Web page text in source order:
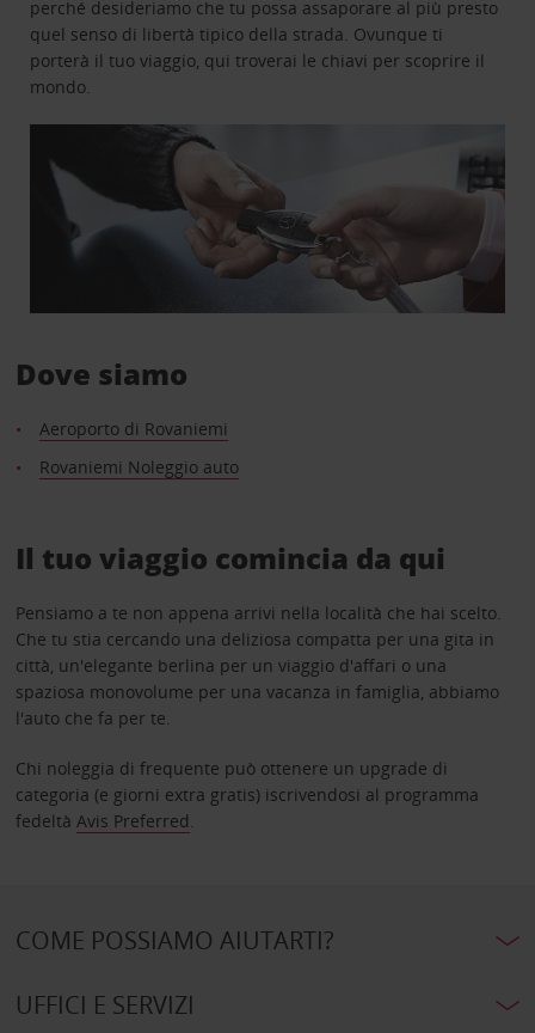
perché desideriamo che tu possa assaporare al più presto
quel senso di libertà tipico della strada. Ovunque ti
porterà il tuo viaggio, qui troverai le chiavi per scoprire il
mondo.
Dove siamo
Aeroporto di Rovaniemi
Rovaniemi Noleggio auto
Il tuo viaggio comincia da qui
Pensiamo a te non appena arrivi nella località che hai scelto.
Che tu stia cercando una deliziosa compatta per una gita in
città, un'elegante berlina per un viaggio d'affari o una
spaziosa monovolume per una vacanza in famiglia, abbiamo
l'auto che fa per te.
Chi noleggia di frequente può ottenere un upgrade di
categoria (e giorni extra gratis) iscrivendosi al programma
fedeltà Avis Preferred.
COME POSSIAMO AIUTARTI?
UFFICI E SERVIZI